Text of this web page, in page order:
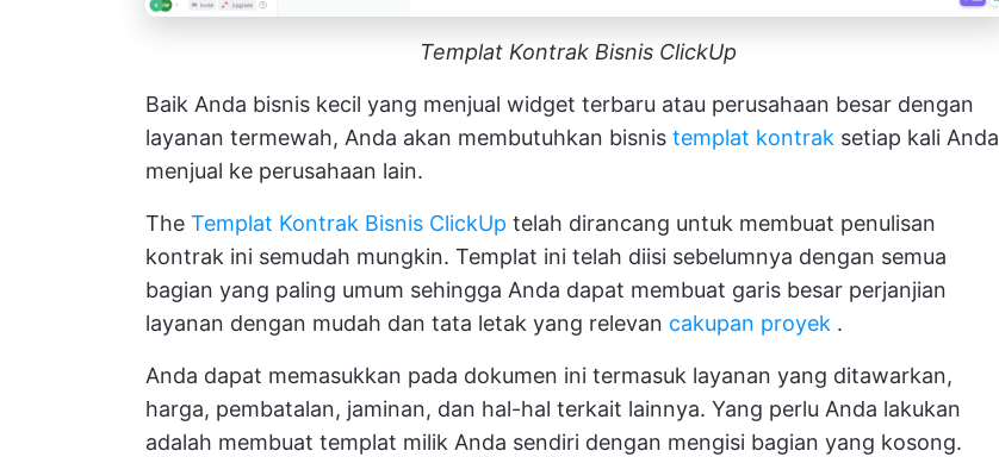
Templat Kontrak Bisnis ClickUp
Baik Anda bisnis kecil yang menjual widget terbaru atau perusahaan besar dengan
layanan termewah, Anda akan membutuhkan bisnis templat kontrak setiap kali Anda
menjual ke perusahaan lain.
The Templat Kontrak Bisnis ClickUp telah dirancang untuk membuat penulisan
kontrak ini semudah mungkin. Templat ini telah diisi sebelumnya dengan semua
bagian yang paling umum sehingga Anda dapat membuat garis besar perjanjian
layanan dengan mudah dan tata letak yang relevan cakupan proyek .
Anda dapat memasukkan pada dokumen ini termasuk layanan yang ditawarkan,
harga, pembatalan, jaminan, dan hal-hal terkait lainnya. Yang perlu Anda lakukan
adalah membuat templat milik Anda sendiri dengan mengisi bagian yang kosong.